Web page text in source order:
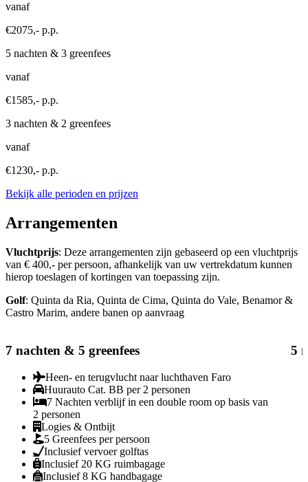
vanaf
€2075,- p.p.
5 nachten & 3 greenfees
vanaf
€1585,- p.p.
3 nachten & 2 greenfees
vanaf
€1230,- p.p.
Bekijk alle perioden en prijzen
Arrangementen
Vluchtprijs: Deze arrangementen zijn gebaseerd op een vluchtprijs
van € 400,- per persoon, afhankelijk van uw vertrekdatum kunnen
hierop toeslagen of kortingen van toepassing zijn.
Golf: Quinta da Ria, Quinta de Cima, Quinta do Vale, Benamor &
Castro Marim, andere banen op aanvraag
7 nachten & 5 greenfees
Heen- en terugvlucht naar luchthaven Faro
Huurauto Cat. BB per 2 personen
7 Nachten verblijf in een double room op basis van
2 personen
Logies & Ontbijt
5 Greenfees per persoon
Inclusief vervoer golftas
Inclusief 20 KG ruimbagage
Inclusief 8 KG handbagage
5